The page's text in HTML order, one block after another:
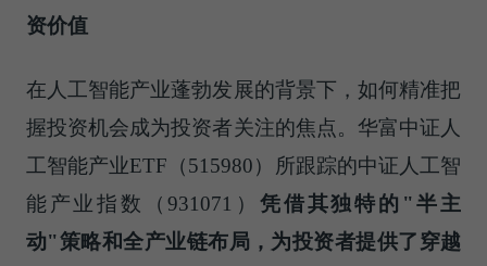
资价值
在人工智能产业蓬勃发展的背景下，如何精准把
握投资机会成为投资者关注的焦点。华富中证人
工智能产业ETF（515980）所跟踪的中证人工智
能产业指数（931071） 凭借其独特的"半主
动"策略和全产业链布局，为投资者提供了穿越